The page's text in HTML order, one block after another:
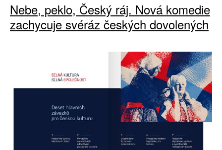
Nebe, peklo, Český ráj. Nová komedie
zachycuje svéráz českých dovolených